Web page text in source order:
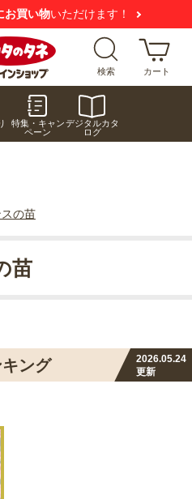
サイトにご注意ください
検索 カート
特集・キャン
ペーン
デジタルカタ
ログ
の苗
苗
ング
2026.05.24
更新